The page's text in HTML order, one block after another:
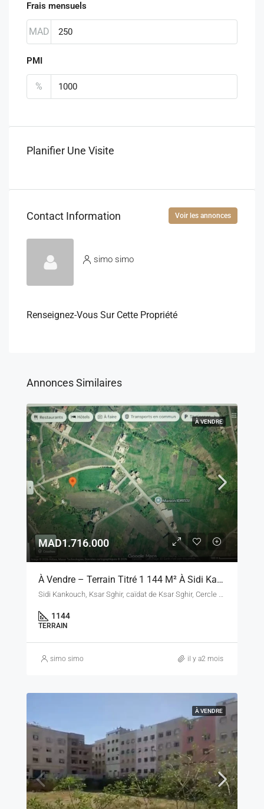
Frais mensuels
MAD
PMI
%
Planifier Une Visite
Contact Information Voir les annonces
simo simo
Renseignez-Vous Sur Cette Propriété
Annonces Similaires
À VENDRE
MAD1.716.000
À Vendre – Terrain Titré 1 144 M² À Sidi Kankouch, Ksar Sghir – Province Fahs-Anjra
1144
TERRAIN
simo simo il y a2 mois
À VENDRE